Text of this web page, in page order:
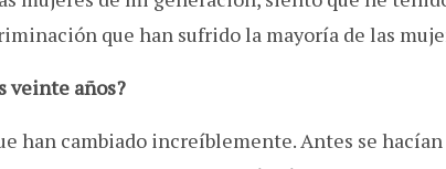
que han sufrido la mayoría de las
veinte años?
han cambiado increíblemente. Antes se hacían